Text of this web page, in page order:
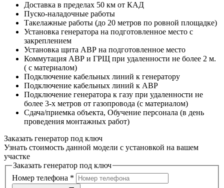
Доставка в пределах 50 км от КАД
Пуско-наладочные работы
Такелажные работы (до 20 метров по ровной площадке)
Установка генератора на подготовленное место с
закреплением
Установка щита АВР на подготовленное место
Коммутация АВР и ГРЩ при удаленности не более 2 м.
( с материалом)
Подключение кабельных линий к генератору
Подключение кабельных линий к АВР
Подключение генератора к газу при удаленности не
более 3-х метров от газопровода (с материалом)
Сдача/приемка объекта, Обучение персонала (в день
проведения монтажных работ)
Заказать генератор под ключ
Узнать стоимость данной модели с установкой на вашем
участке
Заказать генератор под ключ
Номер телефона *